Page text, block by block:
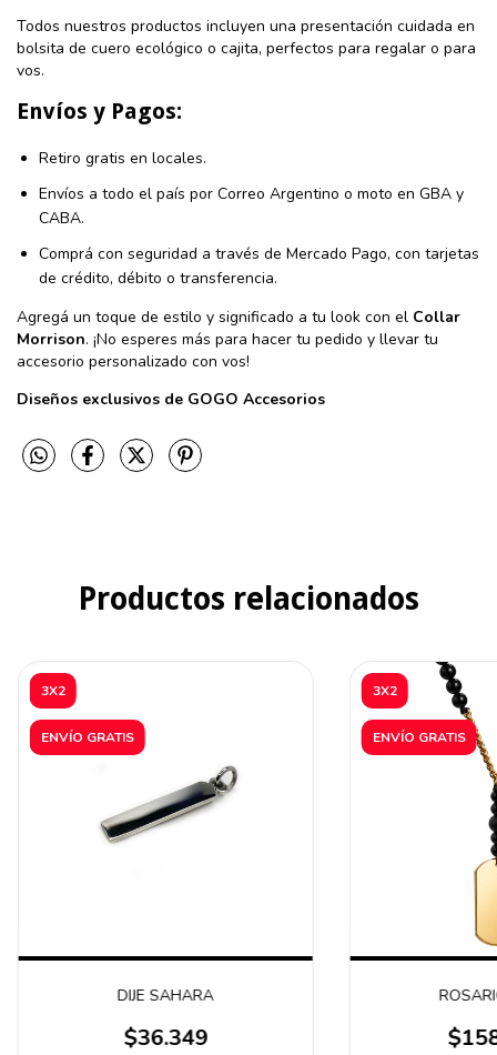
Todos nuestros productos incluyen una presentación cuidada en
bolsita de cuero ecológico o cajita, perfectos para regalar o para
vos.
Envíos y Pagos:
Retiro gratis en locales.
Envíos a todo el país por Correo Argentino o moto en GBA y
CABA.
Comprá con seguridad a través de Mercado Pago, con tarjetas
de crédito, débito o transferencia.
Agregá un toque de estilo y significado a tu look con el Collar
Morrison. ¡No esperes más para hacer tu pedido y llevar tu
accesorio personalizado con vos!
Diseños exclusivos de GOGO Accesorios
Productos relacionados
3X2
ENVÍO GRATIS
DIJE SAHARA
$36.349
3X2
ENVÍO GRATIS